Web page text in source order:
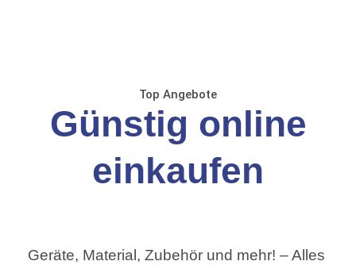
Top Angebote
Günstig online
einkaufen
Geräte, Material, Zubehör und mehr! – Alles